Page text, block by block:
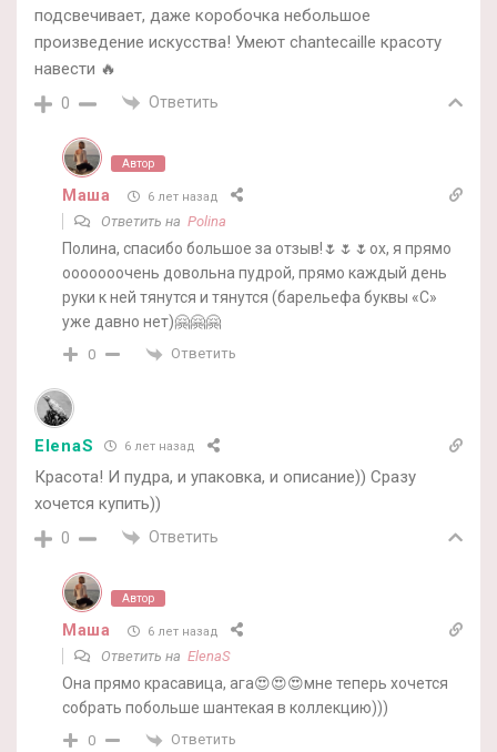
подсвечивает, даже коробочка небольшое
произведение искусства! Умеют chantecaille красоту
навести 🔥
0 Ответить
Автор
Маша 6 лет назад
Ответить на Polina
Полина, спасибо большое за отзыв!🌷🌷🌷ох, я прямо
ооооооочень довольна пудрой, прямо каждый день
руки к ней тянутся и тянутся (барельефа буквы «С»
уже давно нет)🤗🤗🤗
0 Ответить
ElenaS 6 лет назад
Красота! И пудра, и упаковка, и описание)) Сразу
хочется купить))
0 Ответить
Автор
Маша 6 лет назад
Ответить на ElenaS
Она прямо красавица, ага😍😍😍мне теперь хочется
собрать побольше шантекая в коллекцию)))
0 Ответить